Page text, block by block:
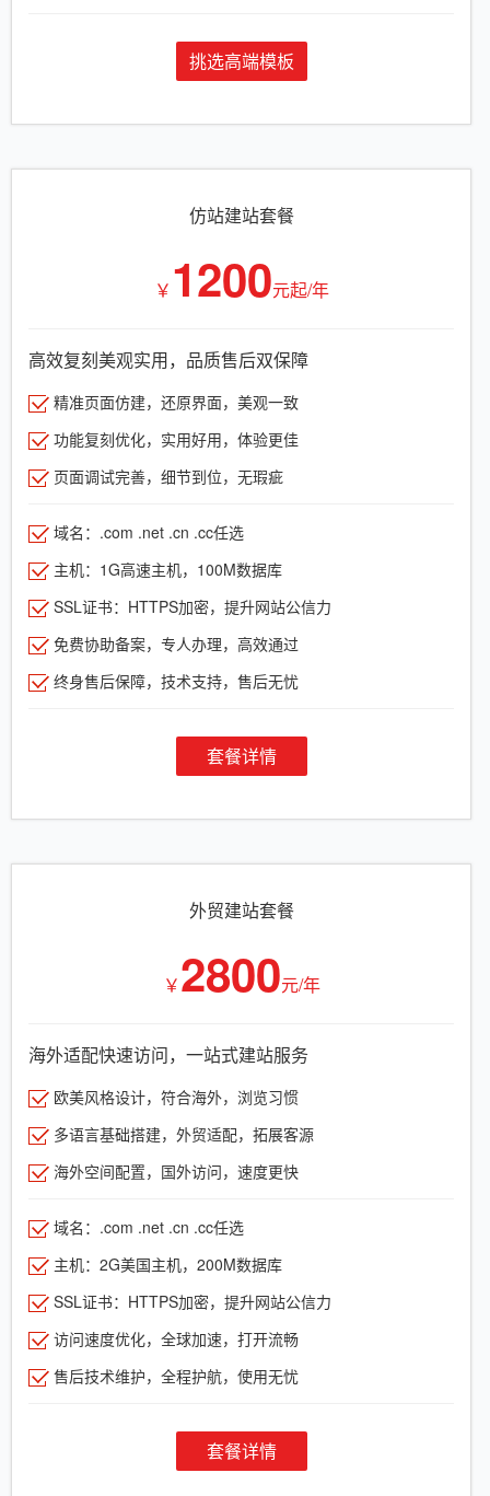
挑选高端模板
仿站建站套餐
￥ 1200元起/年
高效复刻美观实用，品质售后双保障
精准页面仿建，还原界面，美观一致
功能复刻优化，实用好用，体验更佳
页面调试完善，细节到位，无瑕疵
域名：.com .net .cn .cc任选
主机：1G高速主机，100M数据库
SSL证书：HTTPS加密，提升网站公信力
免费协助备案，专人办理，高效通过
终身售后保障，技术支持，售后无忧
套餐详情
外贸建站套餐
￥2800元/年
海外适配快速访问，一站式建站服务
欧美风格设计，符合海外，浏览习惯
多语言基础搭建，外贸适配，拓展客源
海外空间配置，国外访问，速度更快
域名：.com .net .cn .cc任选
主机：2G美国主机，200M数据库
SSL证书：HTTPS加密，提升网站公信力
访问速度优化，全球加速，打开流畅
售后技术维护，全程护航，使用无忧
套餐详情